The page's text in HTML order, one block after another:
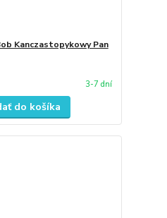
Kanczastopykowy Pan
3-7 dní
do košíka